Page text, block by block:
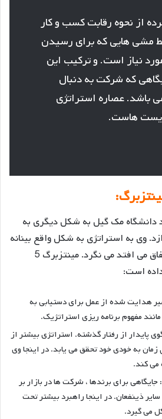
از نحوه رقابت کسب و کار
مشی هایی که برای رسیدن
نیاز است. و ترکیب این
که شرکت به دنبال
باشد. عصاره استراتژی
هاست.
دانشگاه مک گیل به شکل دیگری به
وی به استراتژی به شکل واقع بینانه
تر و آنطوری که در عمل اتفاق می افتد می نگرد. مینتزبرگ 5
است:
هدایت شده از عمل برای دستیابی به
مفهوم برنامه ریزی استراتژیک.
پایدار از رفتار گذشته. استراتژی بیشتر از
به خودی خود تحقق می یابد. در اینجا وی
می کند.
برای برندها ، شرکت ها در بازار بر
سایر ذینفعان. در اینجا راهبرد بیشتر تحت
می گیرد.